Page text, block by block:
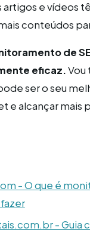
e vídeos
conteúdos
de
eficaz.Vou
ser o seu
e alcançar mais
- O que é
- Guia